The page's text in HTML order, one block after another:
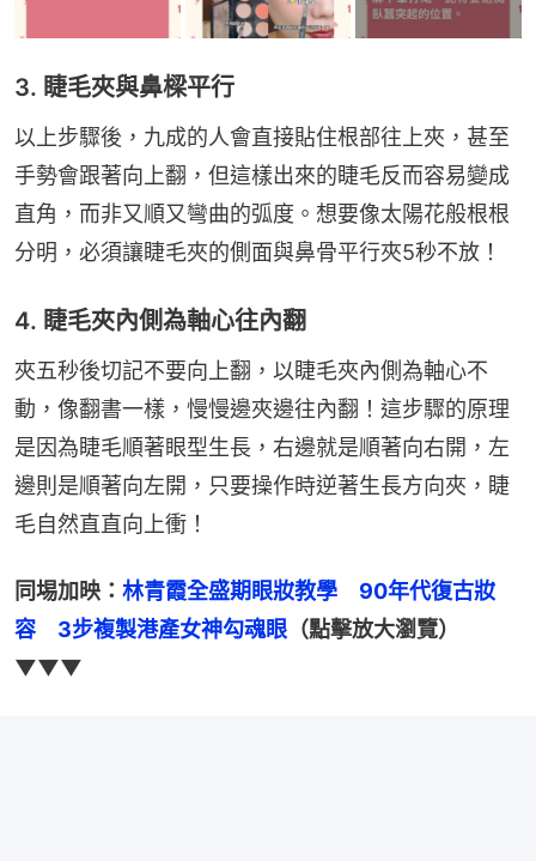
3. 睫毛夾與鼻樑平行
以上步驟後，九成的人會直接貼住根部往上夾，甚至
手勢會跟著向上翻，但這樣出來的睫毛反而容易變成
直角，而非又順又彎曲的弧度。想要像太陽花般根根
分明，必須讓睫毛夾的側面與鼻骨平行夾5秒不放！
4. 睫毛夾內側為軸心往內翻
夾五秒後切記不要向上翻，以睫毛夾內側為軸心不
動，像翻書一樣，慢慢邊夾邊往內翻！這步驟的原理
是因為睫毛順著眼型生長，右邊就是順著向右開，左
邊則是順著向左開，只要操作時逆著生長方向夾，睫
毛自然直直向上衝！
同埸加映： 林青霞全盛期眼妝教學　90年代復古妝
容　3步複製港產女神勾魂眼 （點擊放大瀏覽）
▼▼▼